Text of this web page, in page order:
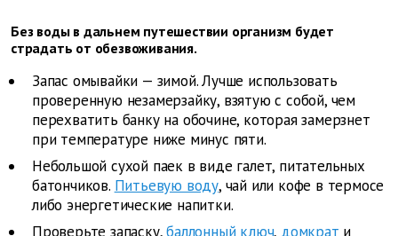
Без воды в дальнем путешествии организм будет
страдать от обезвоживания.
Запас омывайки — зимой. Лучше использовать
проверенную незамерзайку, взятую с собой, чем
перехватить банку на обочине, которая замерзнет
при температуре ниже минус пяти.
Небольшой сухой паек в виде галет, питательных
батончиков. Питьевую воду, чай или кофе в термосе
либо энергетические напитки.
Проверьте запаску, баллонный ключ, домкрат и